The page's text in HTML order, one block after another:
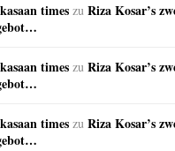
times zu Riza Kosar’s
times zu Riza Kosar’s
times zu Riza Kosar’s